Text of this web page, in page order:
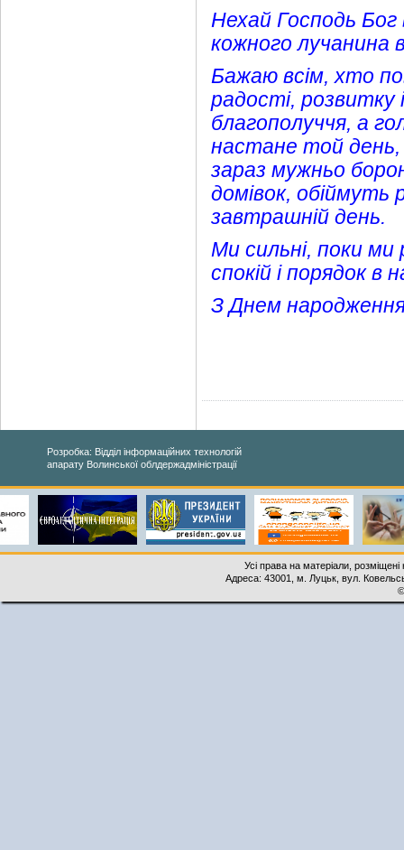
Нехай Господь
кожного лучанина
Бажаю всім, хто
радості, розвитку
благополуччя, а
настане той день,
зараз мужньо
домівок, обіймуть
завтрашній день.
Ми сильні, поки
спокій і порядок в
З Днем
Розробка: Відділ інформаційних технологій
апарату Волинської облдержадміністрації
Усі права на матеріали,
Адреса: 43001, м. Луцьк, вул.